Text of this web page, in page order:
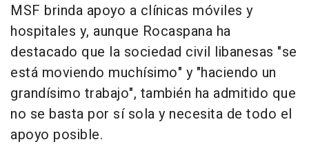
MSF brinda apoyo a clínicas móviles y
hospitales y, aunque Rocaspana ha
destacado que la sociedad civil libanesas "se
está moviendo muchísimo" y "haciendo un
grandísimo trabajo", también ha admitido que
no se basta por sí sola y necesita de todo el
apoyo posible.